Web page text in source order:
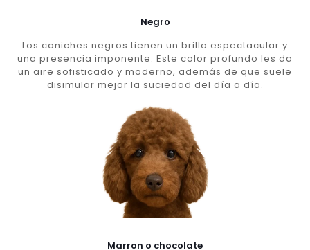
Negro
Los caniches negros tienen un brillo espectacular y
una presencia imponente. Este color profundo les da
un aire sofisticado y moderno, además de que suele
disimular mejor la suciedad del día a día.
Marron o chocolate